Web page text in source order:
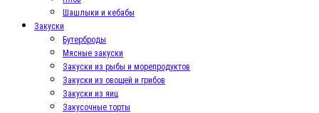
Шашлыки и кебабы
Закуски
Бутерброды
Мясные закуски
Закуски из рыбы и морепродуктов
Закуски из овощей и грибов
Закуски из яиц
Закусочные торты